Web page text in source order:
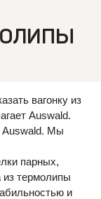
вагонку из
Auswald.
Auswald. Мы
парных,
термолипы
и